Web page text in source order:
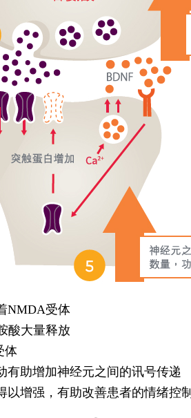
NMDA受体
酸大量释放
体
有助增加神经元之间的讯号传递
以增强，有助改善患者的情绪控制